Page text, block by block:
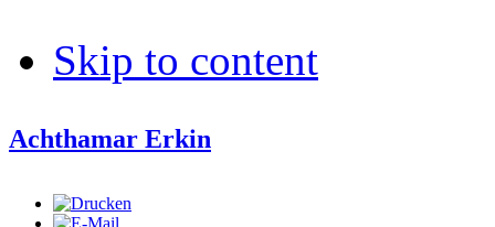
Skip to content
Achthamar Erkin